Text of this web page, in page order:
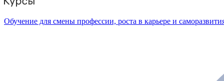
Обучение для смены профессии, роста в карьере и